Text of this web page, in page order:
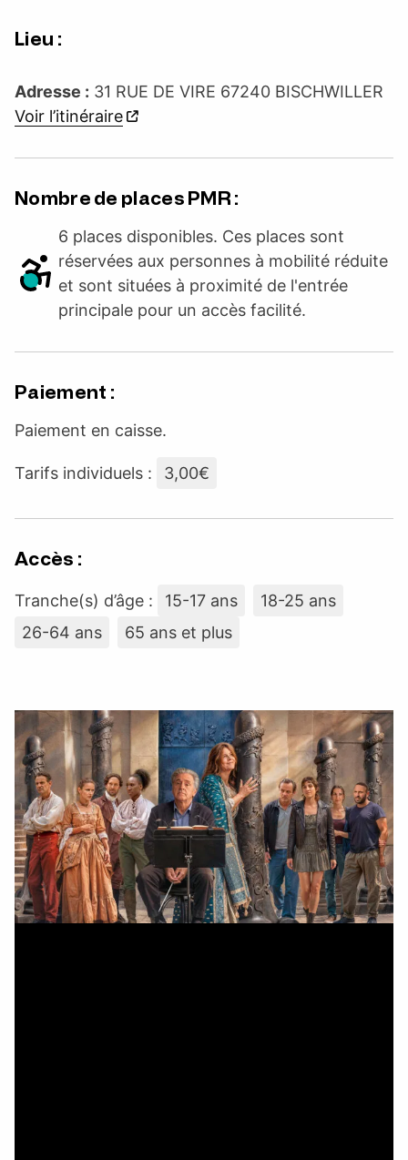
Lieu :
Adresse : 31 RUE DE VIRE 67240 BISCHWILLER
Voir l’itinéraire
Nombre de places PMR :
6 places disponibles. Ces places sont
réservées aux personnes à mobilité réduite
et sont situées à proximité de l'entrée
principale pour un accès facilité.
Paiement :
Paiement en caisse.
Tarifs individuels : 3,00€
Accès :
Tranche(s) d’âge : 15-17 ans
18-25 ans
26-64 ans
65 ans et plus